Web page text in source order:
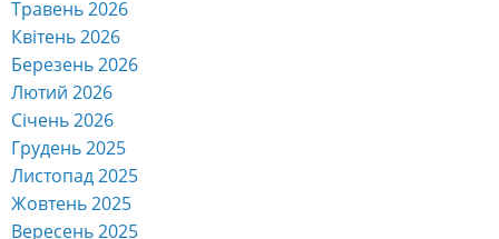
Травень 2026
Квітень 2026
Березень 2026
Лютий 2026
Січень 2026
Грудень 2025
Листопад 2025
Жовтень 2025
Вересень 2025